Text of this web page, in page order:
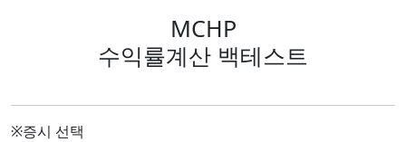
MCHP
수익률계산 백테스트
※증시 선택